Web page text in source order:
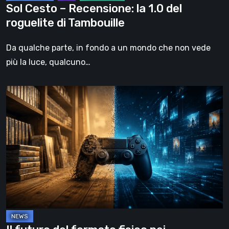
Sol Cesto – Recensione: la 1.0 del
roguelite di Tambouille
Da qualche parte, in fondo a un mondo che non vede
più la luce, qualcuno…
Il
futuro
del
formato
fisico
videogiochi